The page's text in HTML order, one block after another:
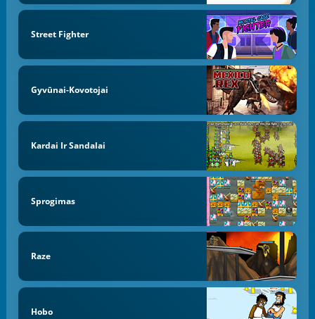
Street Fighter
Gyvūnai-Kovotojai
Kardai Ir Sandalai
Sprogimas
Raze
Hobo